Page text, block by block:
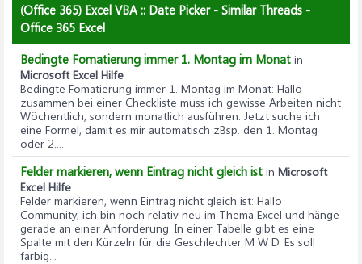
(Office 365) Excel VBA :: Date Picker - Similar Threads -
Office 365 Excel
Bedingte Fomatierung immer 1. Montag im Monat in
Microsoft Excel Hilfe
Bedingte Fomatierung immer 1. Montag im Monat: Hallo
zusammen bei einer Checkliste muss ich gewisse Arbeiten nicht
Wöchentlich, sondern monatlich ausführen. Jetzt suche ich
eine Formel, damit es mir automatisch zBsp. den 1. Montag
oder 2....
Felder markieren, wenn Eintrag nicht gleich ist in Microsoft
Excel Hilfe
Felder markieren, wenn Eintrag nicht gleich ist: Hallo
Community, ich bin noch relativ neu im Thema Excel und hänge
gerade an einer Anforderung: In einer Tabelle gibt es eine
Spalte mit den Kürzeln für die Geschlechter M W D. Es soll
farbig...